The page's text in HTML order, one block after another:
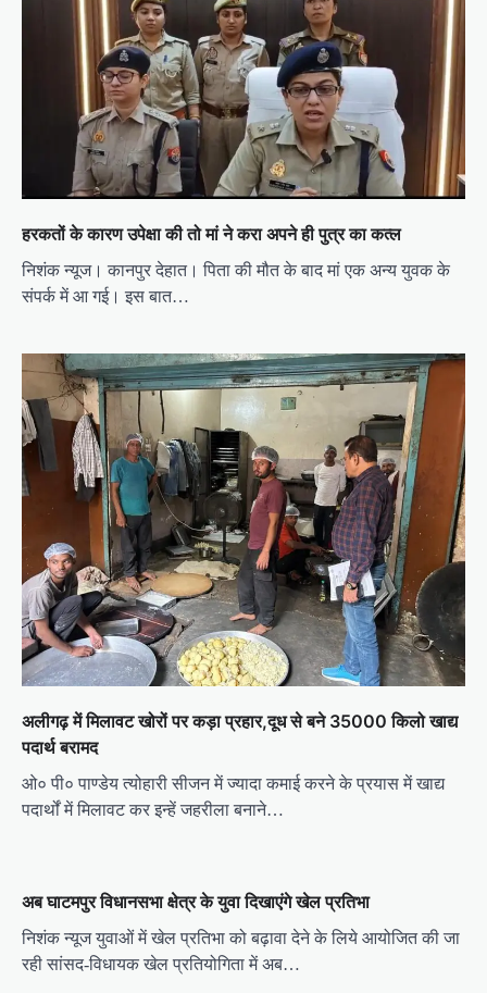
n
हरकतों के कारण उपेक्षा की तो मां ने करा अपने ही पुत्र का कत्ल
निशंक न्यूज। कानपुर देहात। पिता की मौत के बाद मां एक अन्य युवक के
संपर्क में आ गई। इस बात…
अलीगढ़ में मिलावट खोरों पर कड़ा प्रहार,दूध से बने 35000 किलो खाद्य
पदार्थ बरामद
ओ० पी० पाण्डेय त्योहारी सीजन में ज्यादा कमाई करने के प्रयास में खाद्य
पदार्थों में मिलावट कर इन्हें जहरीला बनाने…
अब घाटमपुर विधानसभा क्षेत्र के युवा दिखाएंगे खेल प्रतिभा
निशंक न्यूज युवाओं में खेल प्रतिभा को बढ़ावा देने के लिये आयोजित की जा
रही सांसद-विधायक खेल प्रतियोगिता में अब…